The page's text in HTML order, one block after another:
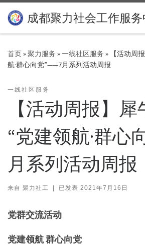
Skip to content
成都聚力社会工作服
首页»聚力服务 »一线社区服务 »
【活动周
航·群心向党”——7月系列活动周报
一线社区服务
【活动周报】犀
“党建领航·群心
月系列活动周报
来自 聚力社工 | 已发表 2021年7月16日
党群交流活动
党建领航 群心向党